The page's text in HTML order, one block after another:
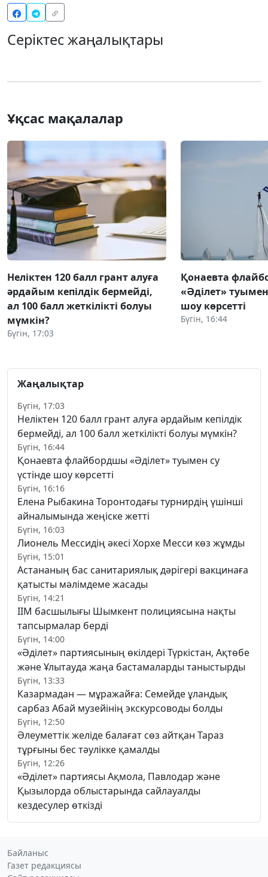
Серіктес жаңалықтары
Ұқсас мақалалар
Неліктен 120 балл грант алуға
әрдайым кепілдік бермейді,
ал 100 балл жеткілікті болуы
мүмкін?
Бүгін, 17:03
Қонаевта
«Әділет» туымен
шоу көрсетті
Бүгін, 16:44
Жаңалықтар
Бүгін, 17:03
Неліктен 120 балл грант алуға әрдайым кепілдік
бермейді, ал 100 балл жеткілікті болуы мүмкін?
Бүгін, 16:44
Қонаевта флайбордшы «Әділет» туымен су
үстінде шоу көрсетті
Бүгін, 16:16
Елена Рыбакина Торонтодағы турнирдің үшінші
айналымында жеңіске жетті
Бүгін, 16:03
Лионель Мессидің әкесі Хорхе Месси көз жұмды
Бүгін, 15:01
Астананың бас санитариялық дәрігері вакцинаға
қатысты мәлімдеме жасады
Бүгін, 14:21
ІІМ басшылығы Шымкент полициясына нақты
тапсырмалар берді
Бүгін, 14:00
«Әділет» партиясының өкілдері Түркістан, Ақтөбе
және Ұлытауда жаңа бастамаларды таныстырды
Бүгін, 13:33
Казармадан — мұражайға: Семейде ұландық
сарбаз Абай музейінің экскурсоводы болды
Бүгін, 12:50
Әлеуметтік желіде балағат сөз айтқан Тараз
тұрғыны бес тәулікке қамалды
Бүгін, 12:26
«Әділет» партиясы Ақмола, Павлодар және
Қызылорда облыстарында сайлауалды
кездесулер өткізді
Байланыс
Газет редакциясы